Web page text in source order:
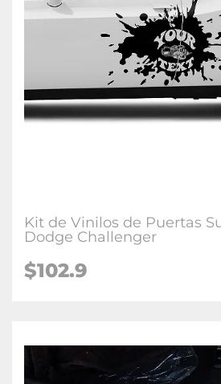
Kit de Vinilos de Puertas
Dodge Challenger
$102.9